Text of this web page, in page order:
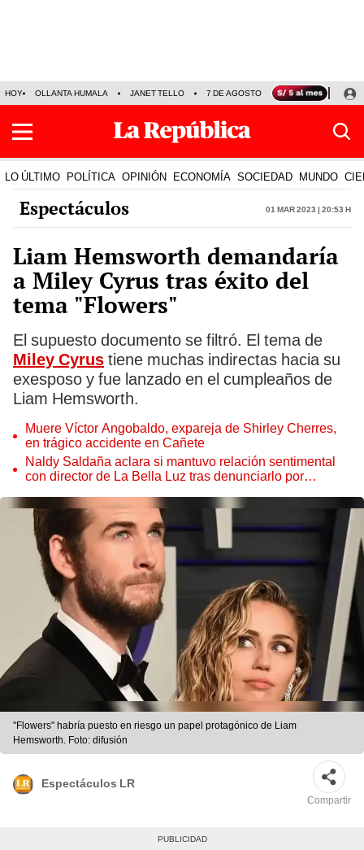
HOY OLLANTA HUMALA JANET TELLO 7 DE AGOSTO TINKA RESULTADOS
LO ÚLTIMO POLÍTICA OPINIÓN ECONOMÍA SOCIEDAD MUNDO
Espectáculos 01 Mar 2023 | 20:53 h
Liam Hemsworth demandaría
a Miley Cyrus tras éxito del
tema "Flowers"
El supuesto documento se filtró. El tema de
Miley Cyrus tiene muchas indirectas hacia su
exesposo y fue lanzado en el cumpleaños de
Liam Hemsworth.
Muere Víctor Angobaldo, expareja de Shirley Cherres,
en trágico accidente en Cañete
Naldy Saldaña aclara si mantuvo relación sentimental
con director de La Bella Luz tras denunciarlo por
"Flowers" habría puesto en riesgo un papel protagónico de Liam
Hemsworth. Foto: difusión
Espectáculos LR
Compartir